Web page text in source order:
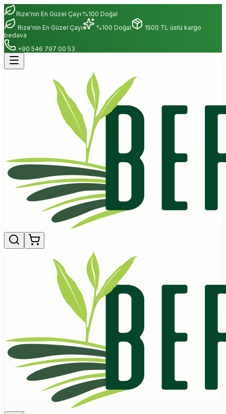
Rize'nin En Güzel Çayı·%100 Doğal
Rize'nin En Güzel Çayı
%100 Doğal
1500 TL üstü kargo
bedava
+90 546 797 00 53